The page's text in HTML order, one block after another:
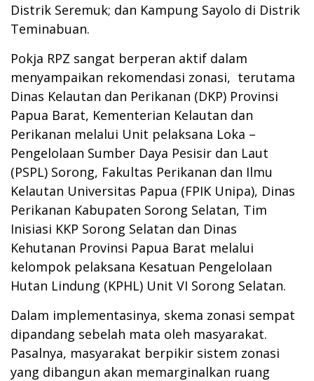
Distrik Seremuk; dan Kampung Sayolo di Distrik
Teminabuan.
Pokja RPZ sangat berperan aktif dalam
menyampaikan rekomendasi zonasi, terutama
Dinas Kelautan dan Perikanan (DKP) Provinsi
Papua Barat, Kementerian Kelautan dan
Perikanan melalui Unit pelaksana Loka –
Pengelolaan Sumber Daya Pesisir dan Laut
(PSPL) Sorong, Fakultas Perikanan dan Ilmu
Kelautan Universitas Papua (FPIK Unipa), Dinas
Perikanan Kabupaten Sorong Selatan, Tim
Inisiasi KKP Sorong Selatan dan Dinas
Kehutanan Provinsi Papua Barat melalui
kelompok pelaksana Kesatuan Pengelolaan
Hutan Lindung (KPHL) Unit VI Sorong Selatan.
Dalam implementasinya, skema zonasi sempat
dipandang sebelah mata oleh masyarakat.
Pasalnya, masyarakat berpikir sistem zonasi
yang dibangun akan memarginalkan ruang